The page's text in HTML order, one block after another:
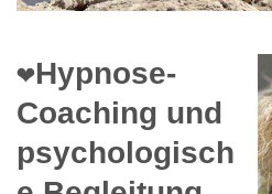
❤️Hypnose-
Coaching und
psychologisch